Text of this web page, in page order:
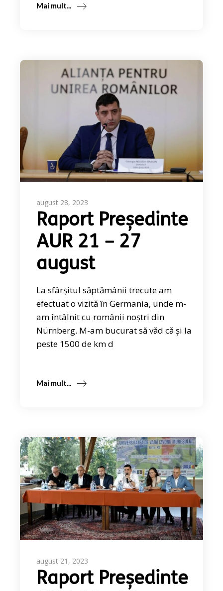
Mai mult...
august 28, 2023
Raport Președinte
AUR 21 – 27
august
La sfârșitul săptămânii trecute am
efectuat o vizită în Germania, unde m-
am întâlnit cu românii noștri din
Nürnberg. M-am bucurat să văd că și la
peste 1500 de km d
Mai mult...
august 21, 2023
Raport Președinte